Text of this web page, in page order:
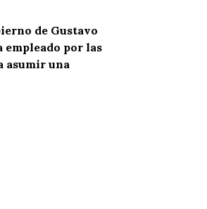
de Gustavo
por las
asumir una